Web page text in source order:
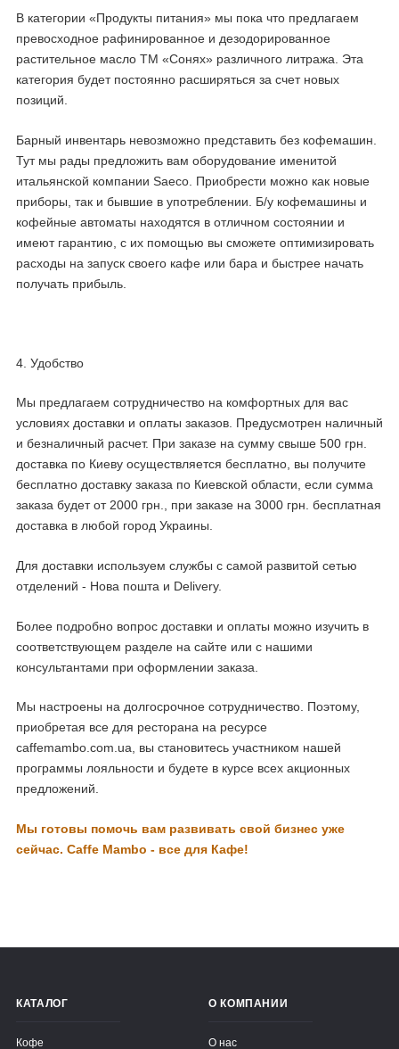
В категории «Продукты питания» мы пока что предлагаем
превосходное рафинированное и дезодорированное
растительное масло ТМ «Сонях» различного литража. Эта
категория будет постоянно расширяться за счет новых
позиций.
Барный инвентарь невозможно представить без кофемашин.
Тут мы рады предложить вам оборудование именитой
итальянской компании Saeco. Приобрести можно как новые
приборы, так и бывшие в употреблении. Б/у кофемашины и
кофейные автоматы находятся в отличном состоянии и
имеют гарантию, с их помощью вы сможете оптимизировать
расходы на запуск своего кафе или бара и быстрее начать
получать прибыль.
4. Удобство
Мы предлагаем сотрудничество на комфортных для вас
условиях доставки и оплаты заказов. Предусмотрен наличный
и безналичный расчет. При заказе на сумму свыше 500 грн.
доставка по Киеву осуществляется бесплатно, вы получите
бесплатно доставку заказа по Киевской области, если сумма
заказа будет от 2000 грн., при заказе на 3000 грн. бесплатная
доставка в любой город Украины.
Для доставки используем службы с самой развитой сетью
отделений - Нова пошта и Delivery.
Более подробно вопрос доставки и оплаты можно изучить в
соответствующем разделе на сайте или с нашими
консультантами при оформлении заказа.
Мы настроены на долгосрочное сотрудничество. Поэтому,
приобретая все для ресторана на ресурсе
caffemambo.com.ua, вы становитесь участником нашей
программы лояльности и будете в курсе всех акционных
предложений.
Мы готовы помочь вам развивать свой бизнес уже
сейчас. Caffe Mambo - все для Кафе!
КАТАЛОГ
Кофе
О КОМПАНИИ
О нас